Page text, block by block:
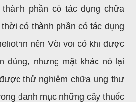
phần có tác dụng chữa
có thành phần có tác dụng
nên Vòi voi có khi được
dùng, nhưng mặt khác nó lại
thử nghiệm chữa ung thư
danh mục những cây thuốc